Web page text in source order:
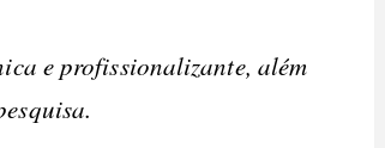
e profissionalizante, além